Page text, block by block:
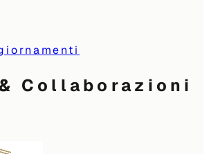
Collaborazioni